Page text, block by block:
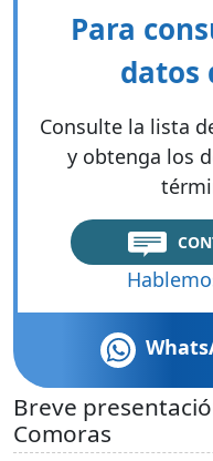
Para
datos
Consulte la lista
y obtenga los
Breve
Comoras